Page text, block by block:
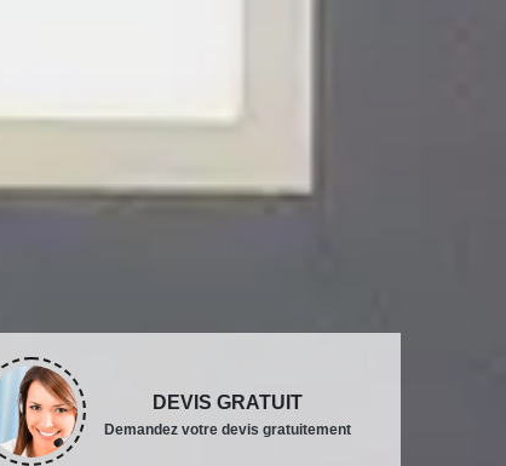
DEVIS GRATUIT
Demandez votre devis gratuitement